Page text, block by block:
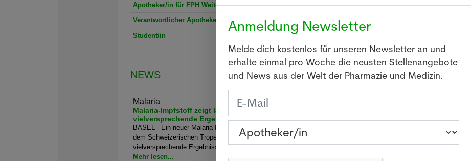
Apotheker/in für FPH Weiterbildung 80-100%
Bern
Verantwortlicher Apotheker/in
Landquart (GR)
Student/in
40-100%
NEWS
Malaria
Malaria-Impfstoff zeigt laut TPH
vielversprechende Ergebnisse
BASEL - Ein neuer Malaria-Impfstoff hat laut
dem Schweizerischen Tropeninstitut
vielversprechende Ergebnisse erzielt.
Mehr lesen...
Anmeldung Newsletter
Melde dich kostenlos für unseren Newsletter an und
erhalte einmal pro Woche die neusten Stellenangebote
und News aus der Welt der Pharmazie und Medizin.